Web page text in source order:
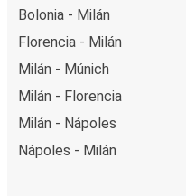
Bolonia - Milán
Florencia - Milán
Milán - Múnich
Milán - Florencia
Milán - Nápoles
Nápoles - Milán